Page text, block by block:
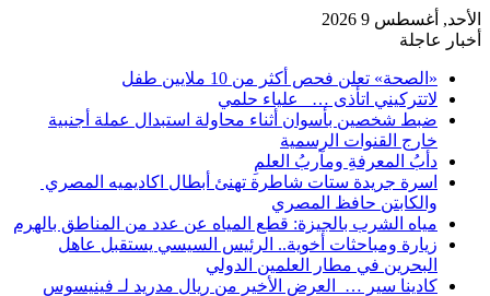
الأحد, أغسطس 9 2026
أخبار عاجلة
«الصحة» تعلن فحص أكثر من 10 ملايين طفل
لاتتركيني اتأذى … علياء حلمي
ضبط شخصين بأسوان أثناء محاولة استبدال عملة أجنبية
خارج القنوات الرسمية
دأبُ المعرفةِ ومآربُ العلمِ
اسرة جريدة ستات شاطرة تهنئ أبطال اكاديميه المصري
والكابتن حافظ المصري
مياه الشرب بالجيزة: قطع المياه عن عدد من المناطق بالهرم
زيارة ومباحثات أخوية.. الرئيس السيسي يستقبل عاهل
البحرين في مطار العلمين الدولي
كادينا سير … العرض الأخير من ريال مدريد لـ فينيسوس